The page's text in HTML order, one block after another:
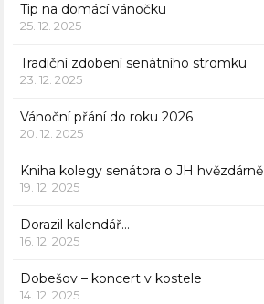
Tip na domácí vánočku
25. 12. 2025
Tradiční zdobení senátního stromku
23. 12. 2025
Vánoční přání do roku 2026
20. 12. 2025
Kniha kolegy senátora o JH hvězdárně
19. 12. 2025
Dorazil kalendář…
16. 12. 2025
Dobešov – koncert v kostele
14. 12. 2025